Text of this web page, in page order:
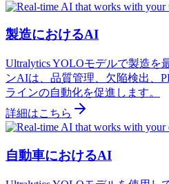
製造におけるAI
Ultralytics YOLOモデルで製造を
ンAIは、品質管理、欠陥検出、
ラインの自動化を促進します。
詳細はこちら
自動車におけるAI